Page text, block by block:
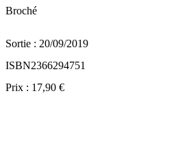
Broché
Sortie : 20/09/2019
ISBN2366294751
Prix : 17,90 €